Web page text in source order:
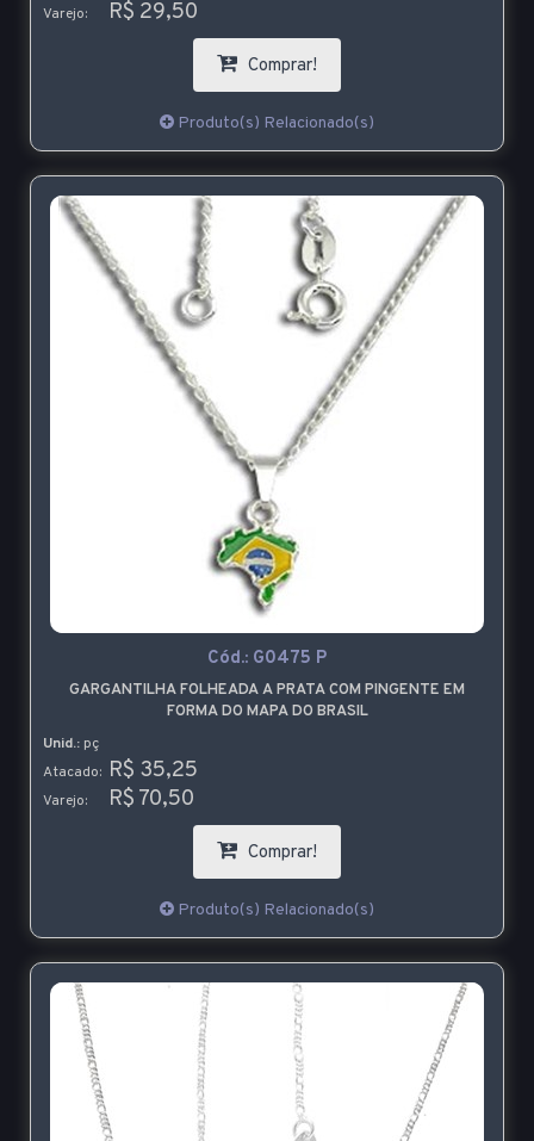
Varejo: R$ 29,50
Comprar!
Produto(s) Relacionado(s)
Cód.: G0475 P
GARGANTILHA FOLHEADA A PRATA COM PINGENTE EM
FORMA DO MAPA DO BRASIL
Unid.: pç
Atacado: R$ 35,25
Varejo: R$ 70,50
Comprar!
Produto(s) Relacionado(s)